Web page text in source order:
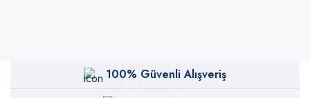
100% Güvenli Alışveriş